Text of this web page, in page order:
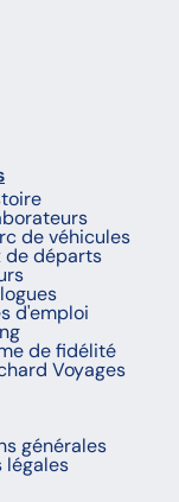
de véhicules
de départs
d'emploi
de fidélité
Voyages
générales
légales